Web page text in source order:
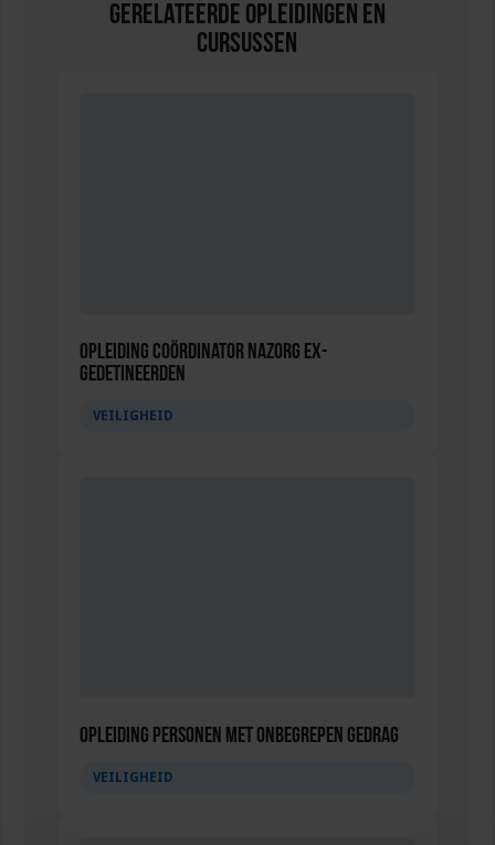
Gerelateerde Opleidingen en
Cursussen
Opleiding Coördinator nazorg ex-
gedetineerden
VEILIGHEID
Opleiding Personen met onbegrepen gedrag
VEILIGHEID